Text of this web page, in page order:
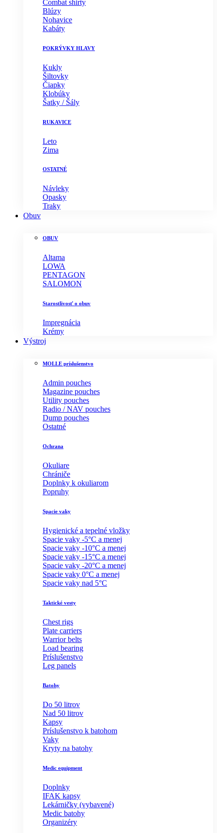
Combat shirty
Blúzy
Nohavice
Kabáty
POKRÝVKY HLAVY
Kukly
Šiltovky
Čiapky
Klobúky
Šatky / Šály
RUKAVICE
Leto
Zima
OSTATNÉ
Návleky
Opasky
Traky
Obuv
OBUV
Altama
LOWA
PENTAGON
SALOMON
Starostlivosť o obuv
Impregnácia
Krémy
Výstroj
MOLLE príslušenstvo
Admin pouches
Magazine pouches
Utility pouches
Radio / NAV pouches
Dump pouches
Ostatné
Ochrana
Okuliare
Chrániče
Doplnky k okuliarom
Popruhy
Spacie vaky
Hygienické a tepelné vložky
Spacie vaky -5°C a menej
Spacie vaky -10°C a menej
Spacie vaky -15°C a menej
Spacie vaky -20°C a menej
Spacie vaky 0°C a menej
Spacie vaky nad 5°C
Taktické vesty
Chest rigs
Plate carriers
Warrior belts
Load bearing
Príslušenstvo
Leg panels
Batohy
Do 50 litrov
Nad 50 litrov
Kapsy
Príslušenstvo k batohom
Vaky
Kryty na batohy
Medic equipment
Doplnky
IFAK kapsy
Lekárničky (vybavené)
Medic batohy
Organizéry